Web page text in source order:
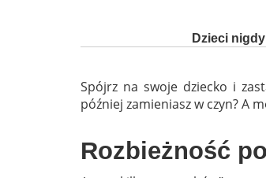
Dzieci
Spójrz na swoje dziecko i
później zamieniasz w czyn? A
Rozbieżność